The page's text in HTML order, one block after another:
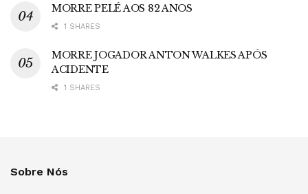
MORRE PELÉ AOS 82 ANOS
1 SHARES
MORRE JOGADOR ANTON WALKES APÓS
ACIDENTE
1 SHARES
Sobre Nós